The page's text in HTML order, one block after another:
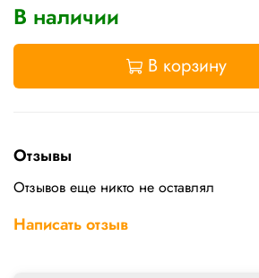
В наличии
В корзину
Отзывы
Отзывов еще никто не оставлял
Написать отзыв